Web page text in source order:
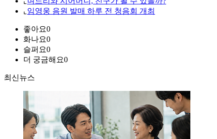
⌞ 임영웅 음원 발매 하루 전 청음회 개최
좋아요0
화나요0
슬퍼요0
더 궁금해요0
최신뉴스